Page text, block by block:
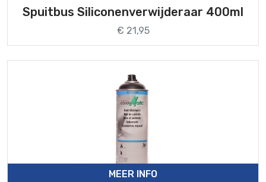
Spuitbus Siliconenverwijderaar 400ml
€ 21,95
MEER INFO